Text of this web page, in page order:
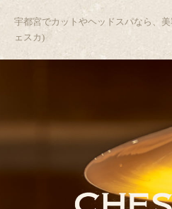
宇都宮でカットやヘッドスパなら、美
ェスカ)